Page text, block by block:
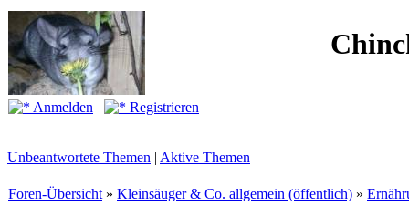
Anmelden
Registrieren
Unbeantwortete Themen | Aktive Themen
Foren-Übersicht » Kleinsäuger & Co. allgemein (öffentlich) »